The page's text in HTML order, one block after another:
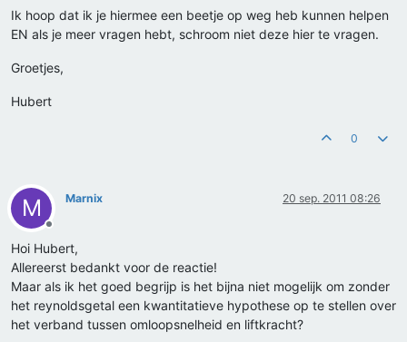
Ik hoop dat ik je hiermee een beetje op weg heb kunnen helpen
EN als je meer vragen hebt, schroom niet deze hier te vragen.
Groetjes,
Hubert
0
M
Offline
Marnix 20 sep. 2011 08:26
Hoi Hubert,
Allereerst bedankt voor de reactie!
Maar als ik het goed begrijp is het bijna niet mogelijk om zonder
het reynoldsgetal een kwantitatieve hypothese op te stellen over
het verband tussen omloopsnelheid en liftkracht?